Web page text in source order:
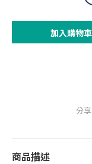
加入購物車
分
商品描述